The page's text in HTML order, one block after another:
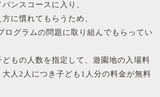
ンスコースに入り、
に慣れてもらうため、
ログラムの問題に取り組んでもらってい
どもの人数を指定して、遊園地の入場料
人2人につき子ども1人分の料金が無料